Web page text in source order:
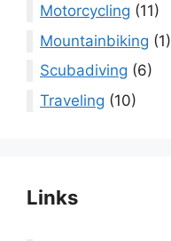
Motorcycling (11)
Mountainbiking (1)
Scubadiving (6)
Traveling (10)
Links